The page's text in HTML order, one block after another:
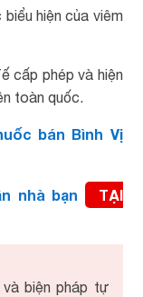
hiện của viêm
cấp phép và hiện
toàn quốc.
bán Bình Vị
nhà bạn
TẠI
biện pháp tự